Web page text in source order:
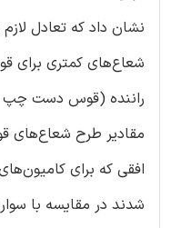
نشان داد که تعادل
شعاع‌های کمتری
راننده (قوس دست چپ
مقادیر طرح شعاع‌های
افقی که برای
شدند در مقایسه با